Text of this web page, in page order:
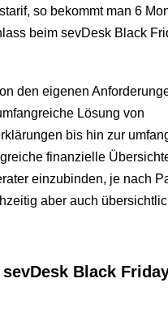
so bekommt man 6
beim sevDesk Black
den eigenen
Lösung von
bis hin zur
finanzielle
einzubinden, je nach
aber auch
Black